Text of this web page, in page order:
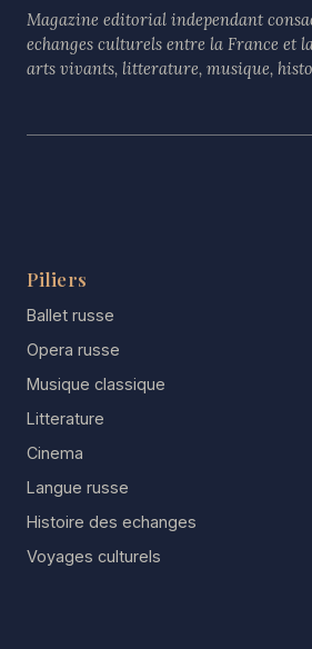
Magazine editorial independant
echanges culturels entre la France et
arts vivants, litterature, musique,
Piliers
Ballet russe
Opera russe
Musique classique
Litterature
Cinema
Langue russe
Histoire des echanges
Voyages culturels